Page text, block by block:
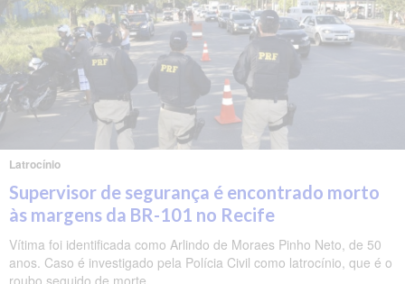
Latrocínio
Supervisor de segurança é encontrado morto
às margens da BR-101 no Recife
Vítima foi identificada como Arlindo de Moraes Pinho Neto, de 50
anos. Caso é investigado pela Polícia Civil como latrocínio, que é o
roubo seguido de morte.